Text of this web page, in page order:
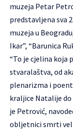
muzeja Petar
predstavljena sva
muzeja u
Ikar”, “Barunica
“To je cjelina koja
stvaralaštva, od
plenarizma i
kraljice Natalije do
je Petrović,
obljetnici smrti